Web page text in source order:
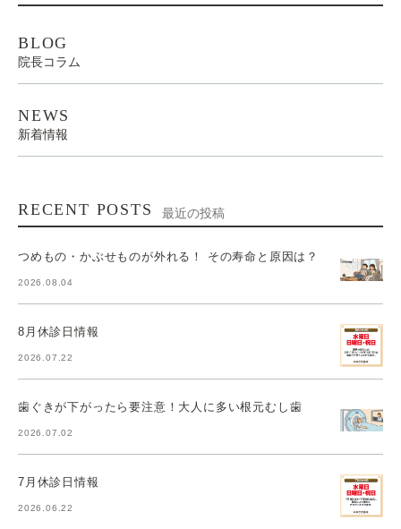
BLOG
院長コラム
NEWS
新着情報
RECENT POSTS 最近の投稿
つめもの・かぶせものが外れる！ その寿命と原因は？
2026.08.04
8月休診日情報
2026.07.22
歯ぐきが下がったら要注意！大人に多い根元むし歯
2026.07.02
7月休診日情報
2026.06.22